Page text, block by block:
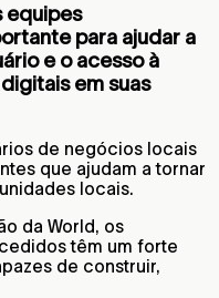
equipes
para ajudar a
e o acesso à
em suas
de negócios locais
que ajudam a tornar
locais.
da World, os
têm um forte
de construir,